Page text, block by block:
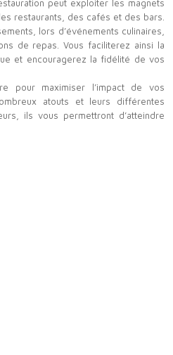
peut exploiter les magnets
restaurants, des cafés et des bars.
lors d’événements culinaires,
de repas. Vous faciliterez ainsi la
et encouragerez la fidélité de vos
pour maximiser l’impact de vos
atouts et leurs différentes
ils vous permettront d’atteindre